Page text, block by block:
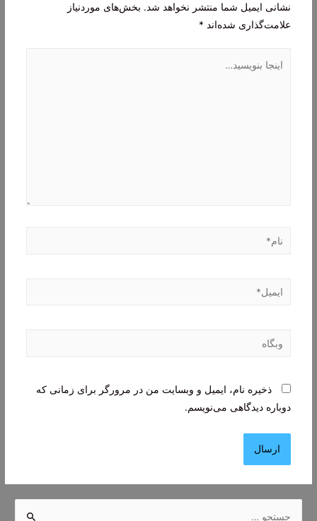
نشانی ایمیل شما منتشر نخواهد شد. بخش‌های موردنیاز
علامت‌گذاری شده‌اند *
بنویسید…
نام*
ایمیل*
وبگاه
ذخیره نام، ایمیل و وبسایت من در مرورگر برای زمانی که
دوباره دیدگاهی می‌نویسم.